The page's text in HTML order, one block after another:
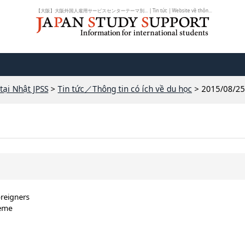
【大阪】大阪外国人雇用サービスセンターテーマ別... | Tin tức | Website về thôn...
Nhật JPSS > Tin tức／Thông tin có ích về du học > 2015/08/25